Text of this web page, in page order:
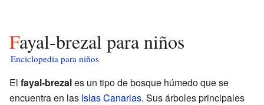
Fayal-brezal para niños
Enciclopedia para niños
El fayal-brezales un tipo de bosque húmedo que se
encuentra en las Islas Canarias. Sus árboles principales